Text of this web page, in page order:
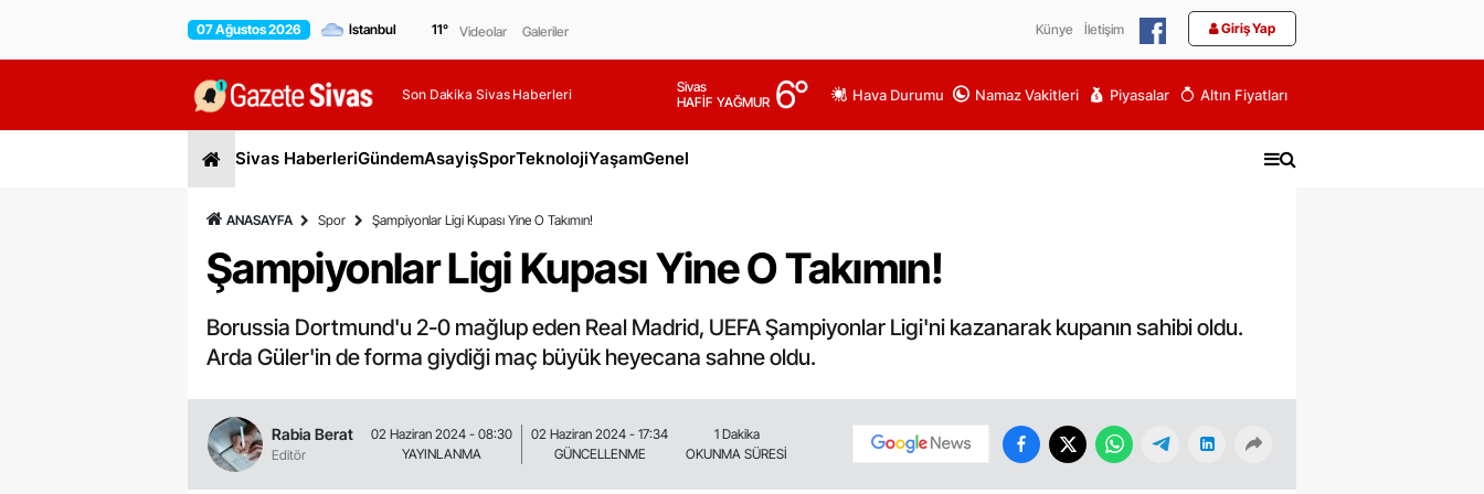
07 Ağustos 2026 11° Videolar Galeriler Künye İletişim Giriş Yap
Son Dakika Sivas Haberleri
Sivas
HAFİF YAĞMUR 6° Hava Durumu Namaz Vakitleri Piyasalar Altın Fiyatları
Sivas HaberleriGündemAsayişSporTeknolojiYaşamGenel
ANASAYFA Spor Şampiyonlar Ligi Kupası Yine O Takımın!
Şampiyonlar Ligi Kupası Yine O Takımın!
Borussia Dortmund'u 2-0 mağlup eden Real Madrid, UEFA Şampiyonlar Ligi'ni kazanarak kupanın sahibi oldu.
Arda Güler'in de forma giydiği maç büyük heyecana sahne oldu.
Rabia Berat
Editör
02 Haziran 2024 - 08:30
YAYINLANMA
02 Haziran 2024 - 17:34
GÜNCELLENME
1 Dakika
OKUNMA SÜRESİ